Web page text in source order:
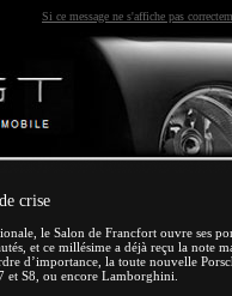
Si ce message ne s'affiche pas
crise
le Salon de Francfort ouvre ses
et ce millésime a déjà reçu la note
d’importance, la toute nouvelle
et S8, ou encore Lamborghini.